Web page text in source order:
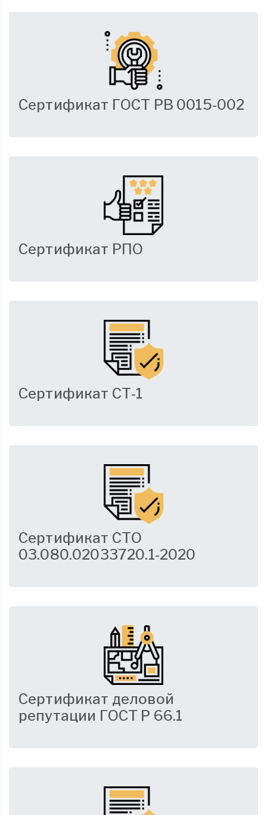
Сертификат ГОСТ РВ 0015-002
Сертификат РПО
Сертификат СТ-1
Сертификат СТО
03.080.02033720.1-2020
Сертификат деловой
репутации ГОСТ Р 66.1